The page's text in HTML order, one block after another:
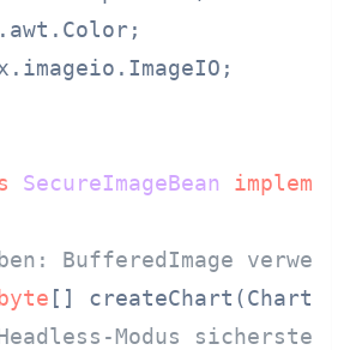
SecureImageBean
BufferedImage
byte []
Modus